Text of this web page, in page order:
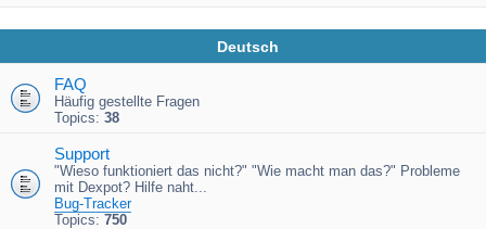
Deutsch
FAQ
Häufig gestellte Fragen
Topics: 38
Support
"Wieso funktioniert das nicht?" "Wie macht man das?" Probleme
mit Dexpot? Hilfe naht...
Bug-Tracker
Topics: 750